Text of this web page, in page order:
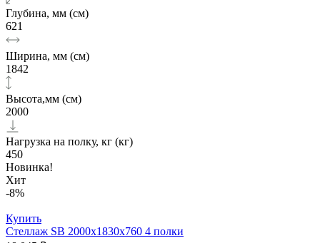
Глубина, мм (см)
621
Ширина, мм (см)
1842
Высота,мм (см)
2000
Нагрузка на полку, кг (кг)
450
Новинка!
Хит
-8%
Купить
Стеллаж SB 2000x1830x760 4 полки